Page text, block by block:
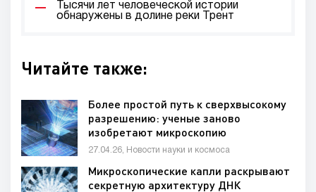
Тысячи лет человеческой истории
обнаружены в долине реки Трент
Читайте также:
Более простой путь к сверхвысокому
разрешению: ученые заново
изобретают микроскопию
27.04.26, Новости науки и космоса
Микроскопические капли раскрывают
секретную архитектуру ДНК